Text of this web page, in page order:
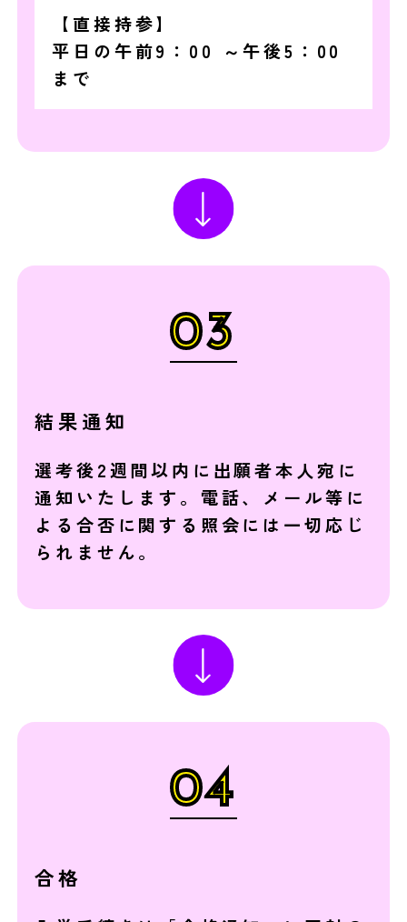
【直接持参】
平日の午前9：00 ～午後5：00
まで
03
結果通知
選考後2週間以内に出願者本人宛に
通知いたします。電話、メール等に
よる合否に関する照会には一切応じ
られません。
04
合格